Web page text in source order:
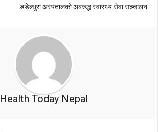
डडेल्धुरा अस्पतालको अबरुद्ध स्वास्थ्य सेवा सञ्चालन
Health Today Nepal